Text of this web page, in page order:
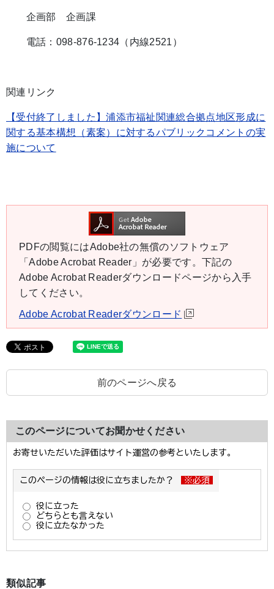
企画部 企画課
電話：098-876-1234（内線2521）
関連リンク
【受付終了しました】浦添市福祉関連総合拠点地区形成に
関する基本構想（素案）に対するパブリックコメントの実
施について
PDFの閲覧にはAdobe社の無償のソフトウェア
「Adobe Acrobat Reader」が必要です。下記の
Adobe Acrobat Readerダウンロードページから入手
してください。
Adobe Acrobat Readerダウンロード
前のページへ戻る
このページについてお聞かせください
類似記事